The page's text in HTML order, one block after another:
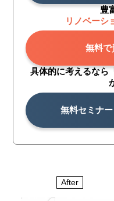
豊
リノベーシ
無料で
具体的に考えるなら
無料セミナ
After